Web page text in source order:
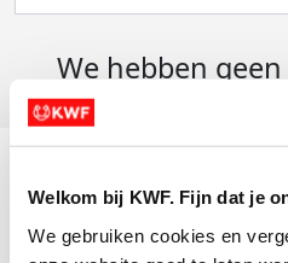
Welkom bij KWF. Fijn dat je
We gebruiken cookies en
We hebben
Actiematerialen
Evenementen